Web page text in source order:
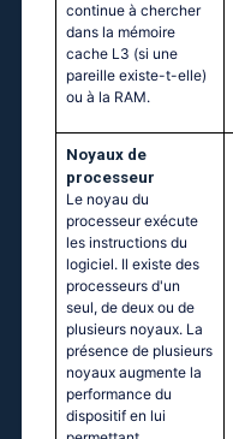
continue à chercher
dans la mémoire
cache L3 (si une
pareille existe-t-elle)
ou à la RAM.
Noyaux de
processeur
Le noyau du
processeur exécute
les instructions du
logiciel. Il existe des
processeurs d'un
seul, de deux ou de
plusieurs noyaux. La
présence de plusieurs
noyaux augmente la
performance du
dispositif en lui